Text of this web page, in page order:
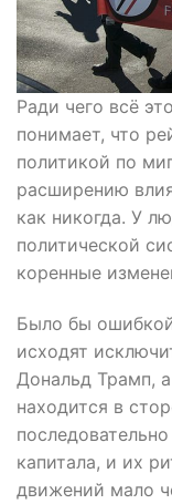
Ради чего всё
понимает, что
политикой по
расширению
как никогда. У
политической
коренные
Было бы
исходят
Дональд Трамп,
находится в
капитала, и их
движений мало